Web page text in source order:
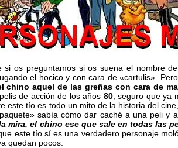
si os preguntamos si os suena el nombre
el hocico y con cara de «cartulis».
chino aquel de las greñas con cara de
de acción de los años 80, seguro que ya
este tío es todo un mito de la historia del
sabía cómo dar caché a una peli y
mira, el chino ese que sale en todas las
este tío sí es una verdadero personaje
quedan pocos.